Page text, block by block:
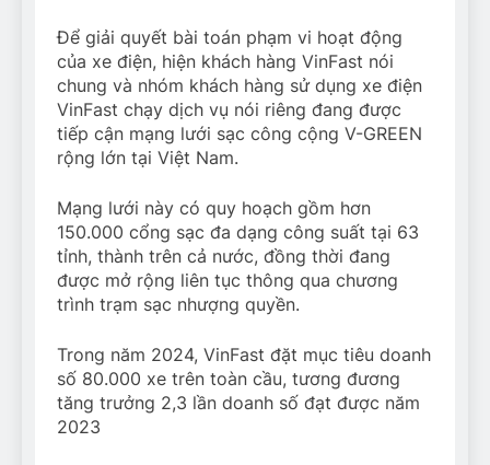
Để giải quyết bài toán phạm vi hoạt động
của xe điện, hiện khách hàng VinFast nói
chung và nhóm khách hàng sử dụng xe điện
VinFast chạy dịch vụ nói riêng đang được
tiếp cận mạng lưới sạc công cộng V-GREEN
rộng lớn tại Việt Nam.
Mạng lưới này có quy hoạch gồm hơn
150.000 cổng sạc đa dạng công suất tại 63
tỉnh, thành trên cả nước, đồng thời đang
được mở rộng liên tục thông qua chương
trình trạm sạc nhượng quyền.
Trong năm 2024, VinFast đặt mục tiêu doanh
số 80.000 xe trên toàn cầu, tương đương
tăng trưởng 2,3 lần doanh số đạt được năm
2023